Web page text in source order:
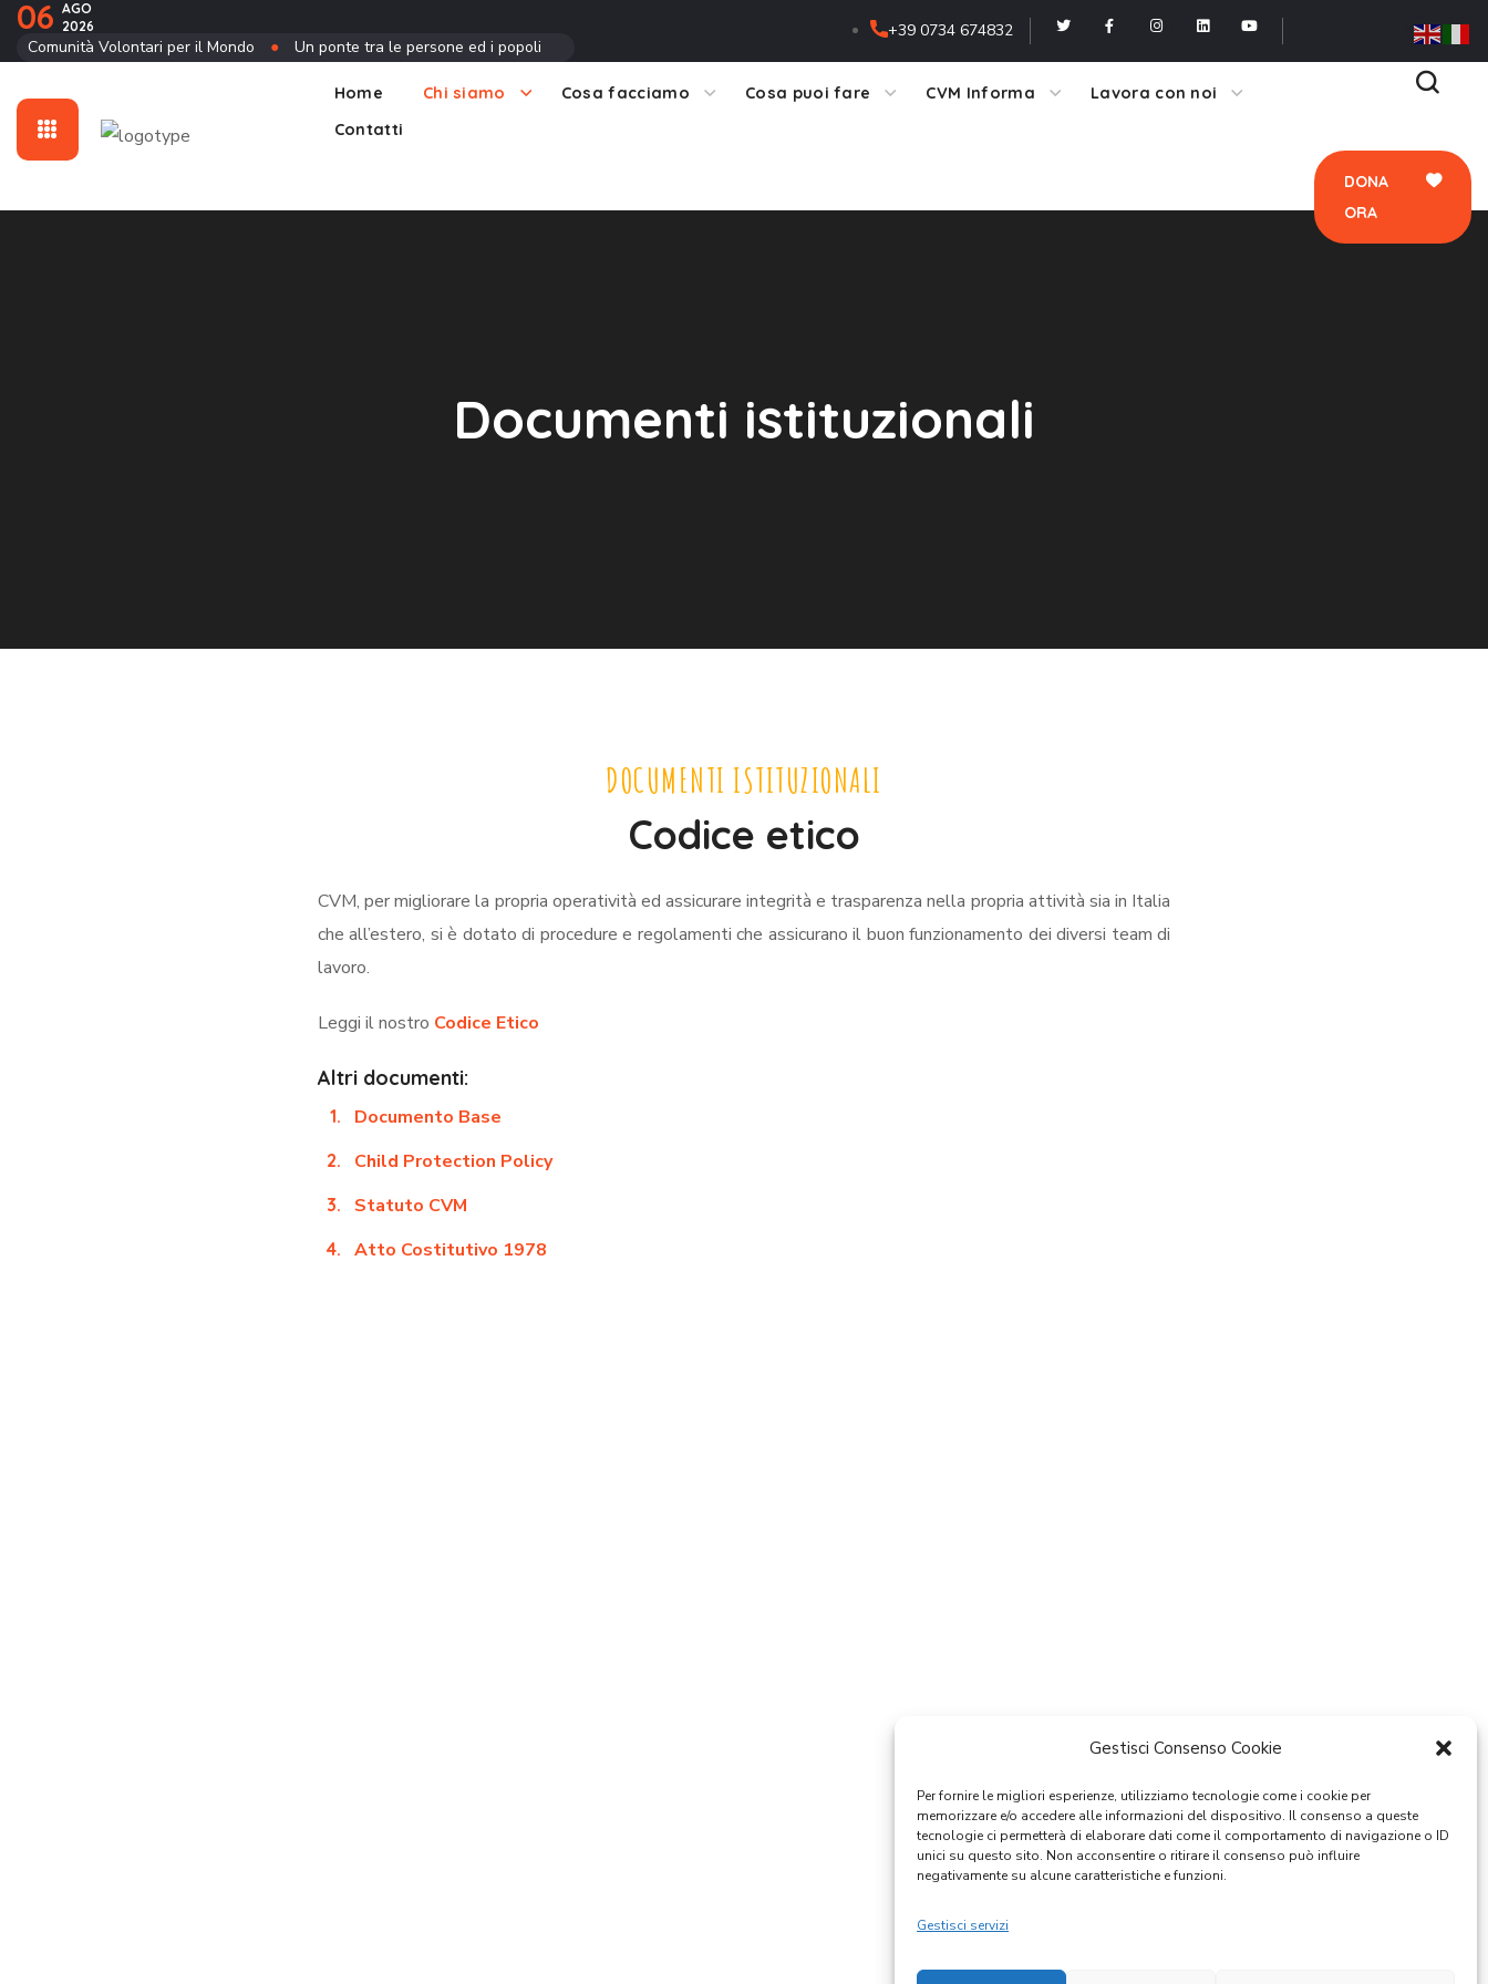
Gestisci Consenso Cookie
Per fornire le migliori esperienze, utilizziamo tecnologie come i cookie per
memorizzare e/o accedere alle informazioni del dispositivo. Il consenso a queste
tecnologie ci permetterà di elaborare dati come il comportamento di navigazione o ID
unici su questo sito. Non acconsentire o ritirare il consenso può influire
negativamente su alcune caratteristiche e funzioni.
Gestisci servizi
06 AGO
2026
Comunità Volontari per il Mondo ● Un ponte tra le persone ed i popoli
+39 0734 674832
Home Chi siamo Cosa facciamo Cosa puoi fare CVM Informa
Lavora con noi
Contatti
DONA
ORA
Contatti
Documenti istituzionali
DOCUMENTI ISTITUZIONALI
Codice etico
CVM, per migliorare la propria operatività ed assicurare integrità e trasparenza nella propria attività sia in Italia
che all’estero, si è dotato di procedure e regolamenti che assicurano il buon funzionamento dei diversi team di
lavoro.
Leggi il nostro Codice Etico
Altri documenti:
Documento Base
Child Protection Policy
Statuto CVM
Atto Costitutivo 1978